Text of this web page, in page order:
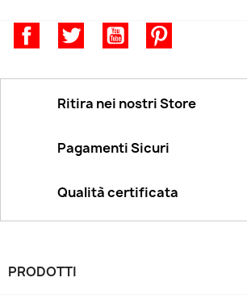
FacebookTwitter YouTube
Ritira nei nostri Store
Pagamenti Sicuri
Qualità certificata
PRODOTTI